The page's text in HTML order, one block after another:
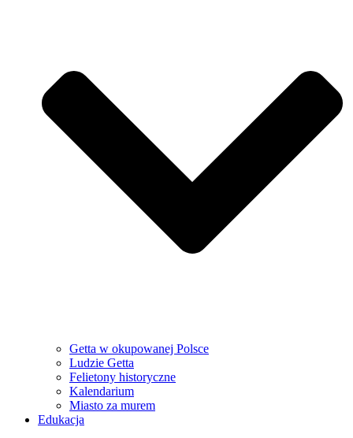
Getta w okupowanej Polsce
Ludzie Getta
Felietony historyczne
Kalendarium
Miasto za murem
Edukacja